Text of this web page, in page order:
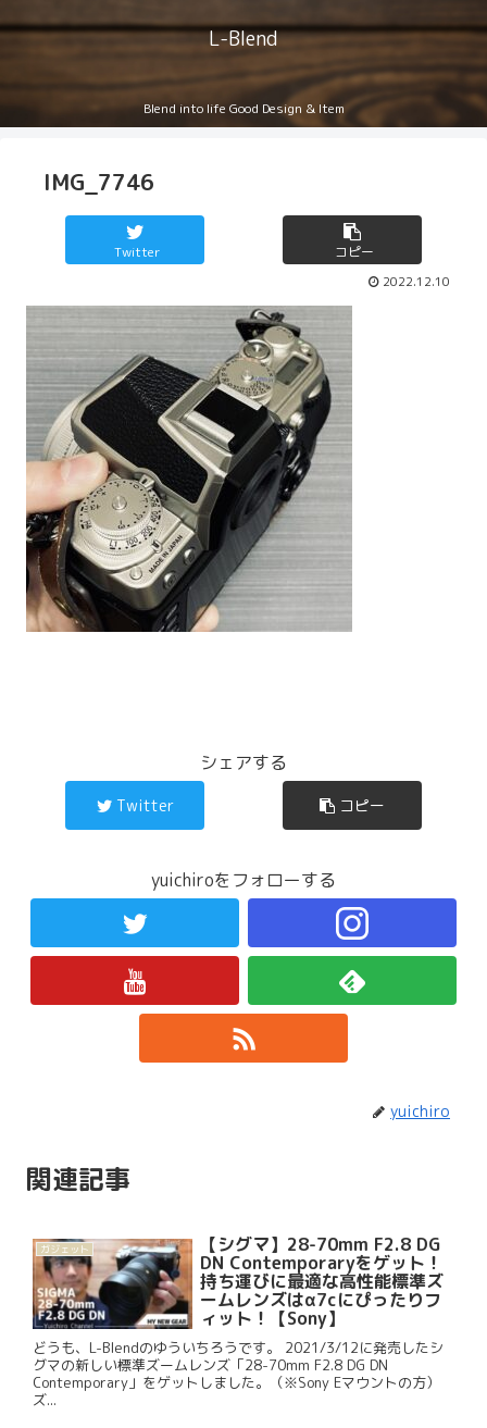
L-Blend
Blend into life Good Design & Item
IMG_7746
Twitter コピー
2022.12.10
シェアする
Twitter コピー
yuichiroをフォローする
yuichiro
関連記事
ガジェット 【シグマ】28-70mm F2.8 DG
DN Contemporaryをゲット！
持ち運びに最適な高性能標準ズ
ームレンズはα7cにぴったりフ
ィット！【Sony】
どうも、L-Blendのゆういちろうです。 2021/3/12に発売したシ
グマの新しい標準ズームレンズ「28-70mm F2.8 DG DN
Contemporary」をゲットしました。（※Sony Eマウントの方）
ズ...